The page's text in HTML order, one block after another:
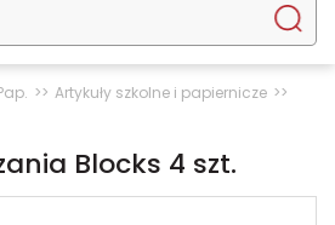
Artykuły szkolne i papiernicze
Blocks 4 szt.